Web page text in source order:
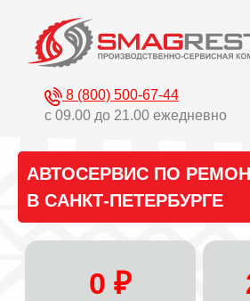
8 (800) 500-67-44
с 09.00 до 21.00 ежедневно
АВТОСЕРВИС ПО
В САНКТ-ПЕТЕРБУРГЕ
0 ₽